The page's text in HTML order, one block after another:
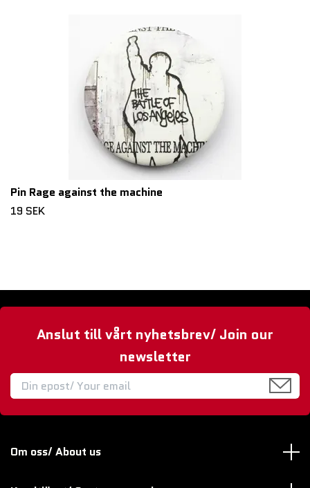
Pin Rage against the machine
19 SEK
Anslut till vårt nyhetsbrev/ Join our
newsletter
Om oss/ About us